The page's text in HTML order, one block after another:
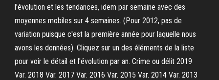
l'évolution et les tendances, idem par semaine avec des
moyennes mobiles sur 4 semaines. (Pour 2012, pas de
variation puisque c'est la première année pour laquelle nous
avons les données). Cliquez sur un des éléments de la liste
pour voir le détail et l'évolution par an. Crime ou délit 2019
Var. 2018 Var. 2017 Var. 2016 Var. 2015 Var. 2014 Var. 2013